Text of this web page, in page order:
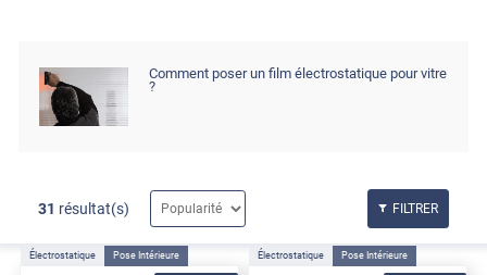
Comment poser un film électrostatique pour vitre
?
31 résultat(s) FILTRER
Électrostatique Pose Intérieure Électrostatique Pose Intérieure